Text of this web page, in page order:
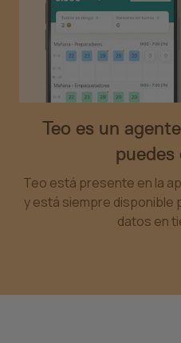
Teo es un
Teo está presente en la
y está siempre
datos en